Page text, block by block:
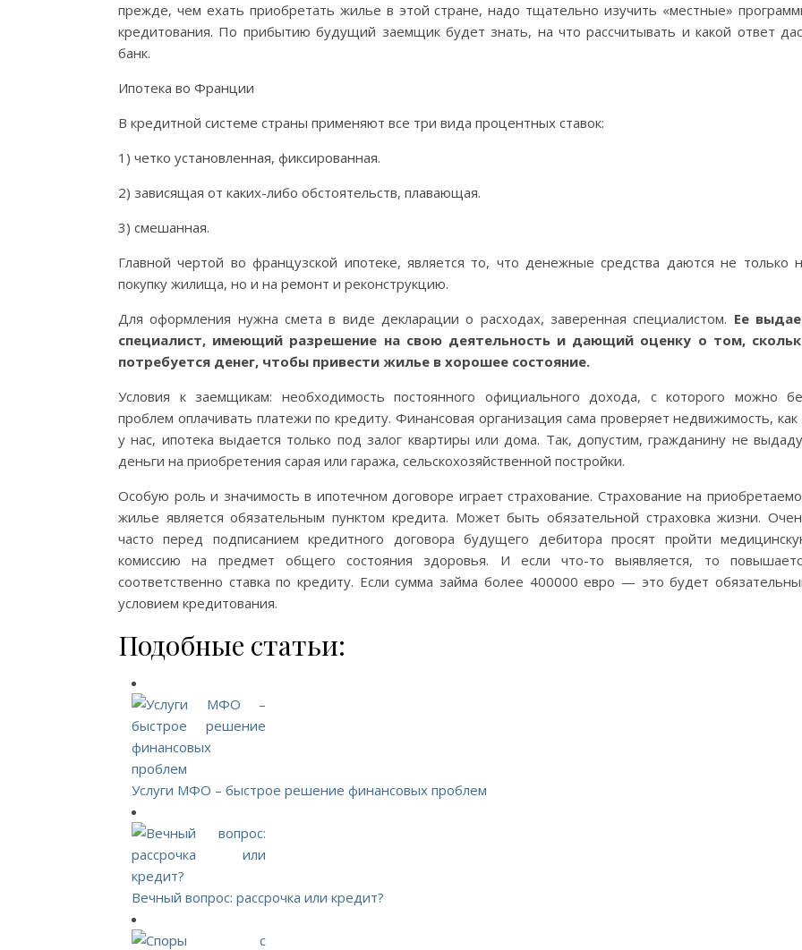
прежде, чем ехать приобретать жилье в этой стране, надо тщательно изучить «местные»
кредитования. По прибытию будущий заемщик будет знать, на что рассчитывать и какой ответ
банк.
Ипотека во Франции
В кредитной системе страны применяют все три вида процентных ставок:
1) четко установленная, фиксированная.
2) зависящая от каких-либо обстоятельств, плавающая.
3) смешанная.
Главной чертой во французской ипотеке, является то, что денежные средства даются не только
покупку жилища, но и на ремонт и реконструкцию.
Для оформления нужна смета в виде декларации о расходах, заверенная специалистом. Ее
специалист, имеющий разрешение на свою деятельность и дающий оценку о том,
потребуется денег, чтобы привести жилье в хорошее состояние.
Условия к заемщикам: необходимость постоянного официального дохода, с которого можно
проблем оплачивать платежи по кредиту. Финансовая организация сама проверяет недвижимость, как
у нас, ипотека выдается только под залог квартиры или дома. Так, допустим, гражданину не
деньги на приобретения сарая или гаража, сельскохозяйственной постройки.
Особую роль и значимость в ипотечном договоре играет страхование. Страхование на
жилье является обязательным пунктом кредита. Может быть обязательной страховка жизни.
часто перед подписанием кредитного договора будущего дебитора просят пройти
комиссию на предмет общего состояния здоровья. И если что-то выявляется, то
соответственно ставка по кредиту. Если сумма займа более 400000 евро — это будет
условием кредитования.
Подобные статьи:
Услуги МФО – быстрое решение финансовых проблем
Вечный вопрос: рассрочка или кредит?